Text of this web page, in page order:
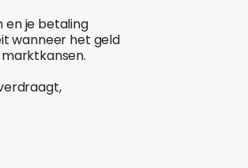
en je betaling
wanneer het geld